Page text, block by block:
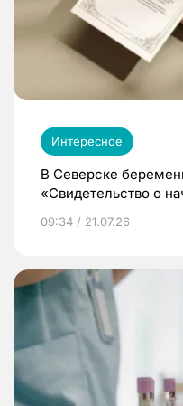
Интересное
В Северске
«Свидетельство о
09:34 / 21.07.26